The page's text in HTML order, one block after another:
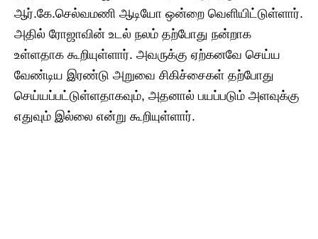
ஆர்.கே.செல்வமணி ஆடியோ ஒன்றை வெளியிட்டுள்ளார்.
அதில் ரோஜாவின் உடல் நலம் தற்போது நன்றாக
உள்ளதாக கூறியுள்ளார். அவருக்கு ஏற்கனவே செய்ய
வேண்டிய இரண்டு அறுவை சிகிச்சைகள் தற்போது
செய்யப்பட்டுள்ளதாகவும், அதனால் பயப்படும் அளவுக்கு
எதுவும் இல்லை என்று கூறியுள்ளார்.